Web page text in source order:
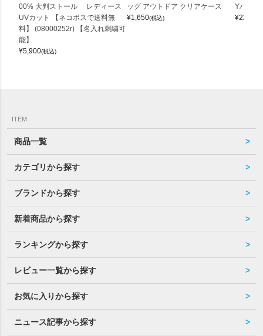
00% 大判ストール レディース
UVカット 【ネコポスで送料無
料】 (08000252r) 【名入れ刺繍可
能】
¥5,900(税込)
ッグ アウトドア クリアケース
¥1,650(税込)
Yバッグ
¥22,000
ITEM
商品一覧
カテゴリから探す
ブランドから探す
新着商品から探す
ランキングから探す
レビュー一覧から探す
お気に入りから探す
ニュース記事から探す